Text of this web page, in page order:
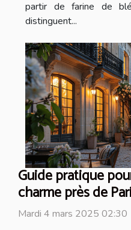
partir de farine de
distinguent...
Guide pratique
charme près de
Mardi 4 mars 2025 02:30